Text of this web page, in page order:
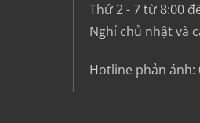
Thứ 2 - 7 từ 8:00
Nghỉ chủ nhật và
Hotline phản ánh: